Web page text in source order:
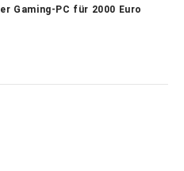
Gaming-PC für 2000 Euro